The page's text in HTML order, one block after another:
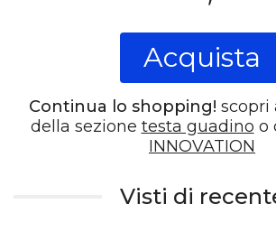
Acquista
Continua lo shopping! scopri
della sezione testa guadino o
INNOVATION
Visti di